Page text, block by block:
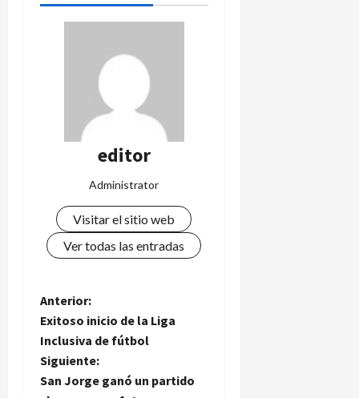
editor
Administrator
Visitar el sitio web
Ver todas las entradas
N
a
v
Anterior:
Exitoso inicio de la Liga
Inclusiva de fútbol
Siguiente:
San Jorge ganó un partido